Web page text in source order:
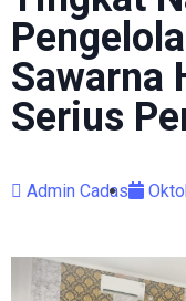
Sawarna
Serius
Admin Cadas